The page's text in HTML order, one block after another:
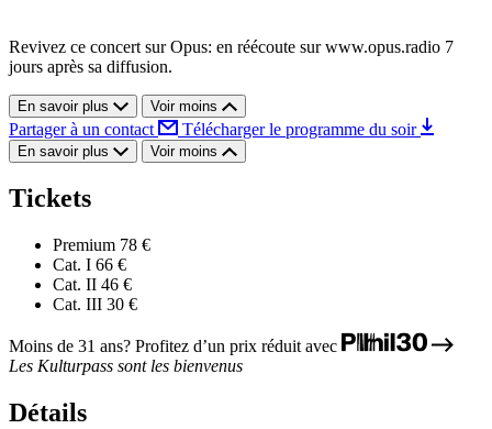
Revivez ce concert sur Opus: en réécoute sur www.opus.radio 7
jours après sa diffusion.
En savoir plus Voir moins
Partager à un contact Télécharger le programme du soir
En savoir plus Voir moins
Tickets
Premium 78 €
Cat. I 66 €
Cat. II 46 €
Cat. III 30 €
Moins de 31 ans? Profitez d’un prix réduit avec
Les Kulturpass sont les bienvenus
Détails